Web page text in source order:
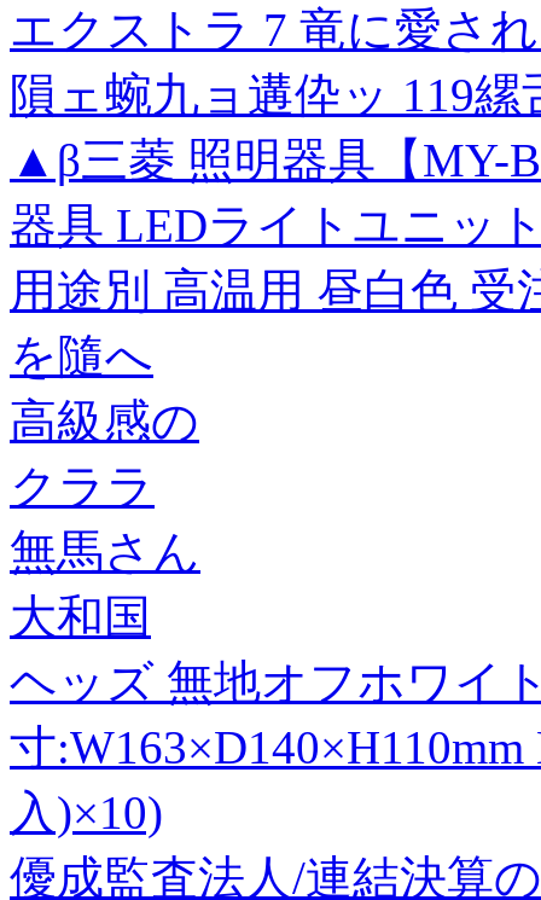
エクストラ 7 竜に愛さ
隕ェ蜿九ョ遘伜ッ 119
▲β三菱 照明器具【MY-
器具 LEDライトユニッ
用途別 高温用 昼白色
を隨へ
高級感の
クララ
無馬さん
大和国
ヘッズ 無地オフホワイ
寸
入)×10)
優成監査法人/連結決算